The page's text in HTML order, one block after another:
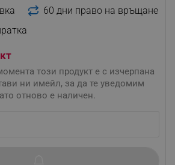
60 дни право на връщане
този продукт е с изчерпана
ни имейл, за да те уведомим
отново е наличен.